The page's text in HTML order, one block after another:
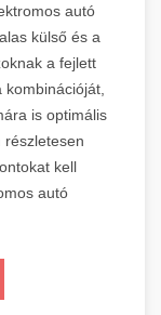
autó
külső és a
a fejlett
is optimális
részletesen
kell
autó